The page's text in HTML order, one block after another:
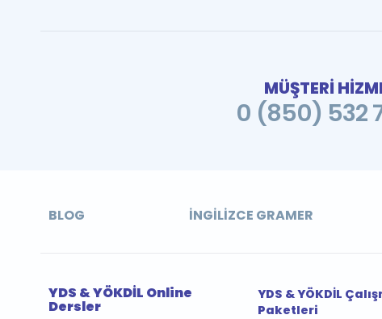
MÜŞTERİ
0 (850) 532
BLOG İNGILIZCE GRAMER
YDS & YÖKDİL Online
Dersler
YDS & YÖKDİL
Paketleri